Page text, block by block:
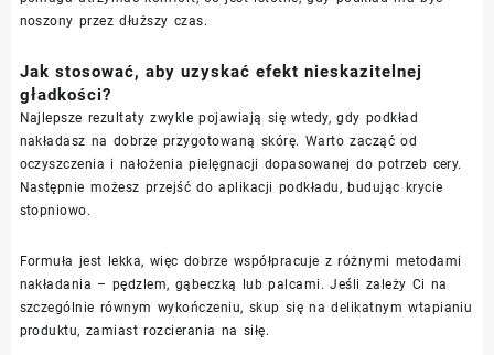
noszony przez dłuższy czas.
Jak stosować, aby uzyskać efekt nieskazitelnej
gładkości?
Najlepsze rezultaty zwykle pojawiają się wtedy, gdy podkład
nakładasz na dobrze przygotowaną skórę. Warto zacząć od
oczyszczenia i nałożenia pielęgnacji dopasowanej do potrzeb cery.
Następnie możesz przejść do aplikacji podkładu, budując krycie
stopniowo.
Formuła jest lekka, więc dobrze współpracuje z różnymi metodami
nakładania – pędzlem, gąbeczką lub palcami. Jeśli zależy Ci na
szczególnie równym wykończeniu, skup się na delikatnym wtapianiu
produktu, zamiast rozcierania na siłę.